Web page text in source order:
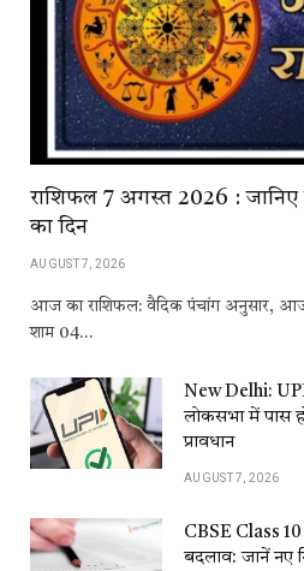
राशिफल 7 अगस्त 2026 :
का दिन
AUGUST 7, 2026
आज का राशिफल: वैदिक पंचांग अनुसार, आज
शाम 04…
New Delhi:
लोकसभा में पास
प्रावधान
AUGUST 7, 2026
CBSE Class 10
बदलाव: जानें नए